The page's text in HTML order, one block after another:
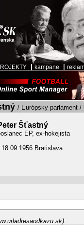
kampane
/ Európsky parlament
Šťastný
EP, ex-hokejista
18.09.1956 Bratislava